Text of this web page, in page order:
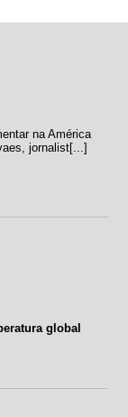
na América
jornalist[...]
global